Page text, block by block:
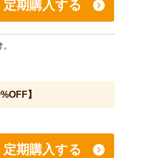
定期購入する
】
定期購入する